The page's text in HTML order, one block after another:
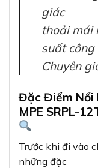
giác
thoải mái
suất công
Chuyên
Đặc Điểm Nổi
MPE SRPL-
Trước khi đi vào
những đặc